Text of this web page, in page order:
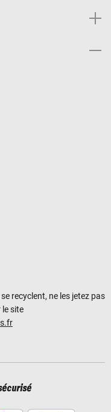
recyclent, ne les jetez pas
le site